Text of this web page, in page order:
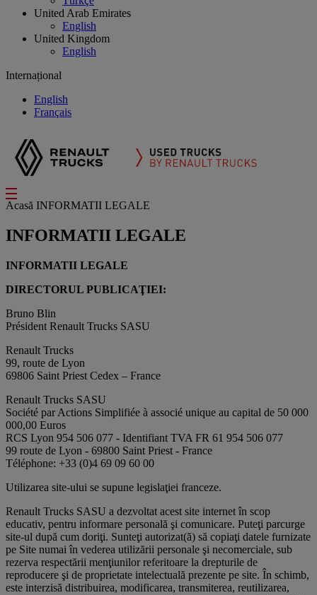
United Arab Emirates
English
United Kingdom
English
Internațional
English
Français
Acasă INFORMATII LEGALE
INFORMATII LEGALE
INFORMATII LEGALE
DIRECTORUL PUBLICAŢIEI:
Bruno Blin
Président Renault Trucks SASU
Renault Trucks
99, route de Lyon
69806 Saint Priest Cedex – France
Renault Trucks SASU
Société par Actions Simplifiée à associé unique au capital de 50 000
000,00 Euros
RCS Lyon 954 506 077 - Identifiant TVA FR 61 954 506 077
99 route de Lyon - 69800 Saint Priest - France
Téléphone: +33 (0)4 69 09 60 00
Utilizarea site-ului se supune legislaţiei franceze.
Renault Trucks SASU a dezvoltat acest site internet în scop
educativ, pentru informare personală şi comunicare. Puteţi parcurge
site-ul după cum doriţi. Sunteţi autorizat(ă) să copiaţi datele furnizate
pe Site numai în vederea utilizării personale şi necomerciale, sub
rezerva respectării menţiunilor referitoare la drepturile de
reproducere şi de proprietate intelectuală prezente pe site. În schimb,
este interzisă distribuirea, modificarea, transmiterea, reutilizarea,